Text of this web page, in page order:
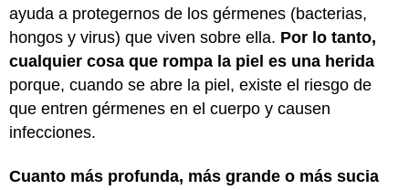
ayuda a protegernos de los gérmenes (bacterias,
hongos y virus) que viven sobre ella. Por lo tanto,
cualquier cosa que rompa la piel es una herida
porque, cuando se abre la piel, existe el riesgo de
que entren gérmenes en el cuerpo y causen
infecciones.
Cuanto más profunda, más grande o más sucia